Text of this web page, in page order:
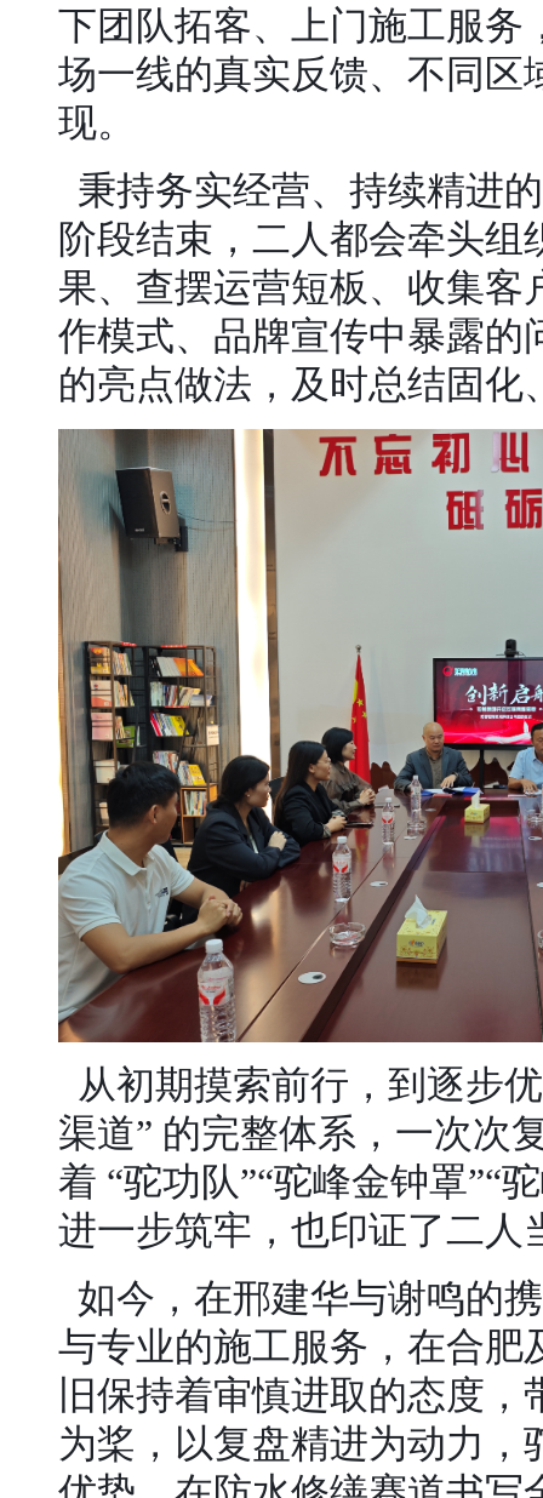
下团队拓客、上门施工服务
场一线的真实反馈、不同区
现。
秉持务实经营、持续精进
阶段结束，二人都会牵头
果、查摆运营短板、收集
作模式、品牌宣传中暴露的
的亮点做法，及时总结固化
从初期摸索前行，到逐步
渠道” 的完整体系，一次次
着 “驼功队”“驼峰金钟罩”“
进一步筑牢，也印证了二人
如今，在邢建华与谢鸣的
与专业的施工服务，在合肥
旧保持着审慎进取的态度
为桨，以复盘精进为动力